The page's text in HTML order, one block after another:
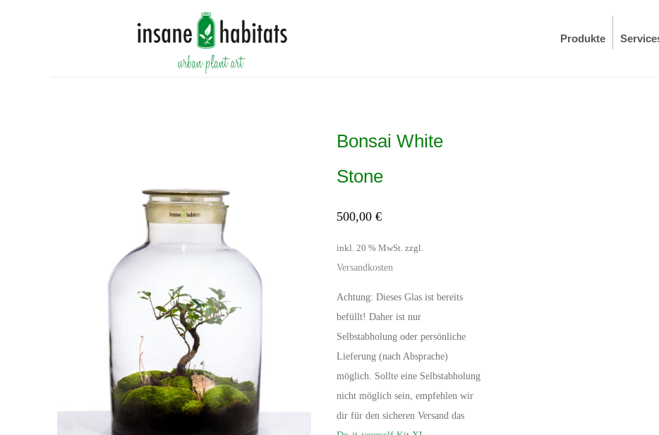
Produkte
Bonsai White
Stone
500,00 €
inkl. 20 % MwSt. zzgl.
Versandkosten
Achtung: Dieses Glas ist bereits
befüllt! Daher ist nur
Selbstabholung oder persönliche
Lieferung (nach Absprache)
möglich. Sollte eine Selbstabholung
nicht möglich sein, empfehlen wir
dir für den sicheren Versand das